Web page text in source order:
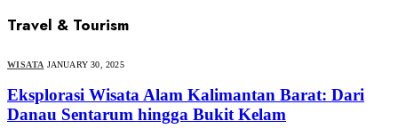
Travel & Tourism
WISATA JANUARY 30, 2025
Eksplorasi Wisata Alam Kalimantan Barat: Dari
Danau Sentarum hingga Bukit Kelam